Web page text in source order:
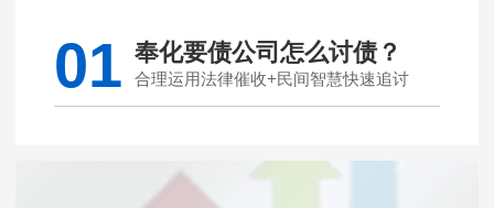
01 奉化要债公司怎么讨债？
合理运用法律催收+民间智慧快速追讨